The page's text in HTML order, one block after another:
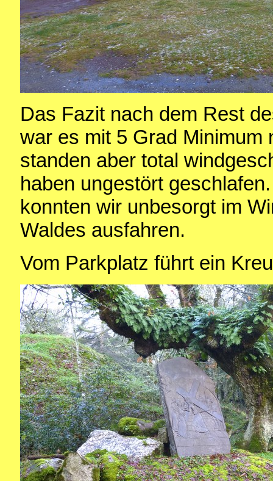
Das Fazit nach dem Rest
war es mit 5 Grad
standen aber total
haben ungestört
konnten wir unbesorgt im
Waldes ausfahren.
Vom Parkplatz führt ein